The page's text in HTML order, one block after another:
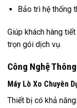
Bảo trì hệ thống
Giúp khách hàng
trọn gói dịch vụ.
Công Nghệ
Máy Lò Xo Chuyên
Thiết bị có khả năng: